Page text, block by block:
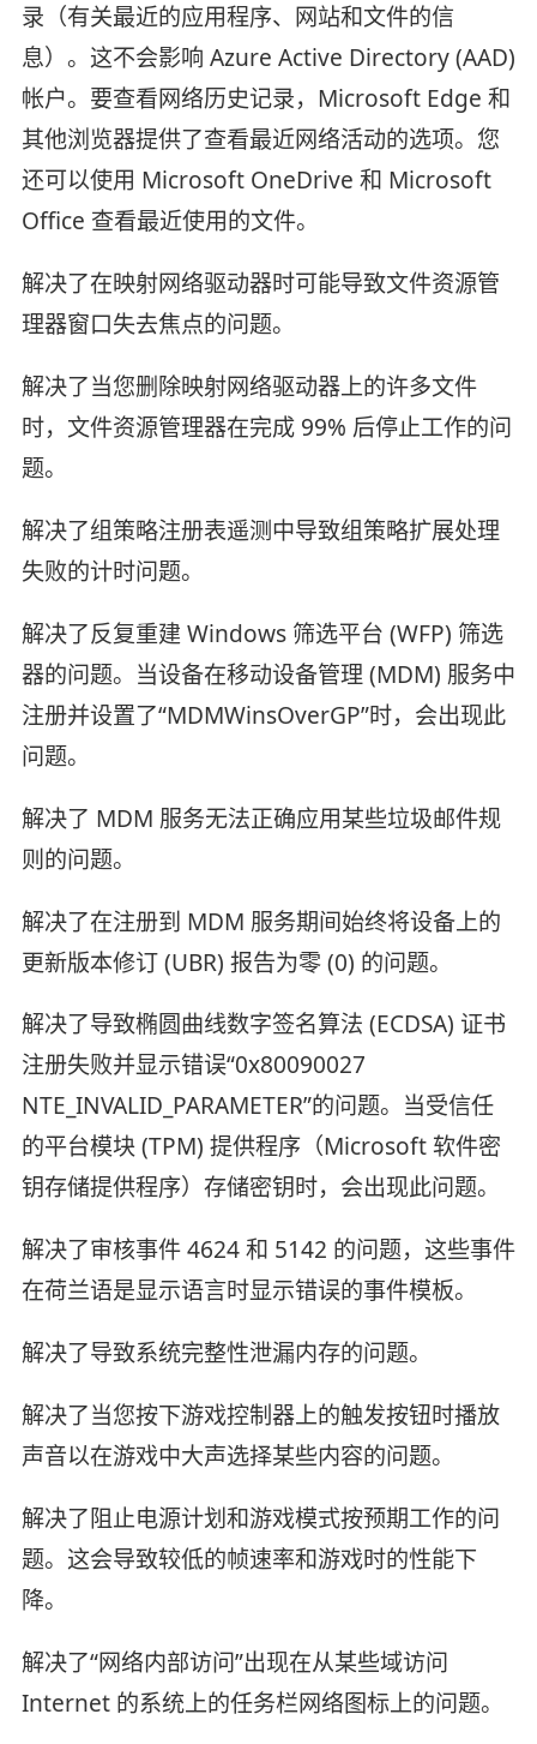
录（有关最近的应用程序、网站和文件的信
息）。这不会影响 Azure Active Directory (AAD)
帐户。要查看网络历史记录，Microsoft Edge 和
其他浏览器提供了查看最近网络活动的选项。您
还可以使用 Microsoft OneDrive 和 Microsoft
Office 查看最近使用的文件。
解决了在映射网络驱动器时可能导致文件资源管
理器窗口失去焦点的问题。
解决了当您删除映射网络驱动器上的许多文件
时，文件资源管理器在完成 99% 后停止工作的问
题。
解决了组策略注册表遥测中导致组策略扩展处理
失败的计时问题。
解决了反复重建 Windows 筛选平台 (WFP) 筛选
器的问题。当设备在移动设备管理 (MDM) 服务中
注册并设置了“MDMWinsOverGP”时，会出现此
问题。
解决了 MDM 服务无法正确应用某些垃圾邮件规
则的问题。
解决了在注册到 MDM 服务期间始终将设备上的
更新版本修订 (UBR) 报告为零 (0) 的问题。
解决了导致椭圆曲线数字签名算法 (ECDSA) 证书
注册失败并显示错误“0x80090027
NTE_INVALID_PARAMETER”的问题。当受信任
的平台模块 (TPM) 提供程序（Microsoft 软件密
钥存储提供程序）存储密钥时，会出现此问题。
解决了审核事件 4624 和 5142 的问题，这些事件
在荷兰语是显示语言时显示错误的事件模板。
解决了导致系统完整性泄漏内存的问题。
解决了当您按下游戏控制器上的触发按钮时播放
声音以在游戏中大声选择某些内容的问题。
解决了阻止电源计划和游戏模式按预期工作的问
题。这会导致较低的帧速率和游戏时的性能下
降。
解决了“网络内部访问”出现在从某些域访问
Internet 的系统上的任务栏网络图标上的问题。